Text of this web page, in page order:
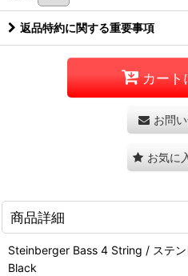
返品特約に関する重要事項
カート
お問
お気に
商品詳細
Steinberger Bass 4 String / ステ
Black